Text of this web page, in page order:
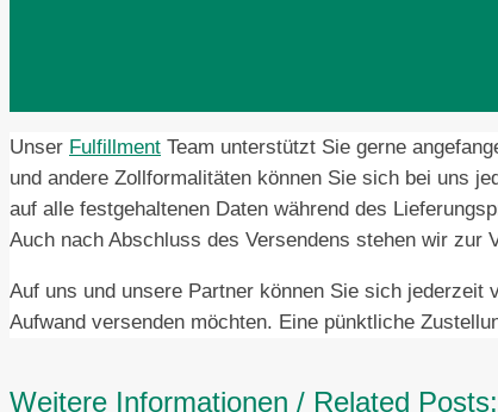
Unser Fulfillment Team unterstützt Sie gerne
und andere Zollformalitäten können Sie sich bei uns
auf alle festgehaltenen Daten während des
Auch nach Abschluss des Versendens stehen wir zur
Auf uns und unsere Partner können Sie sich jederzeit
Aufwand versenden möchten. Eine pünktliche
Weitere Informationen / Related Posts: